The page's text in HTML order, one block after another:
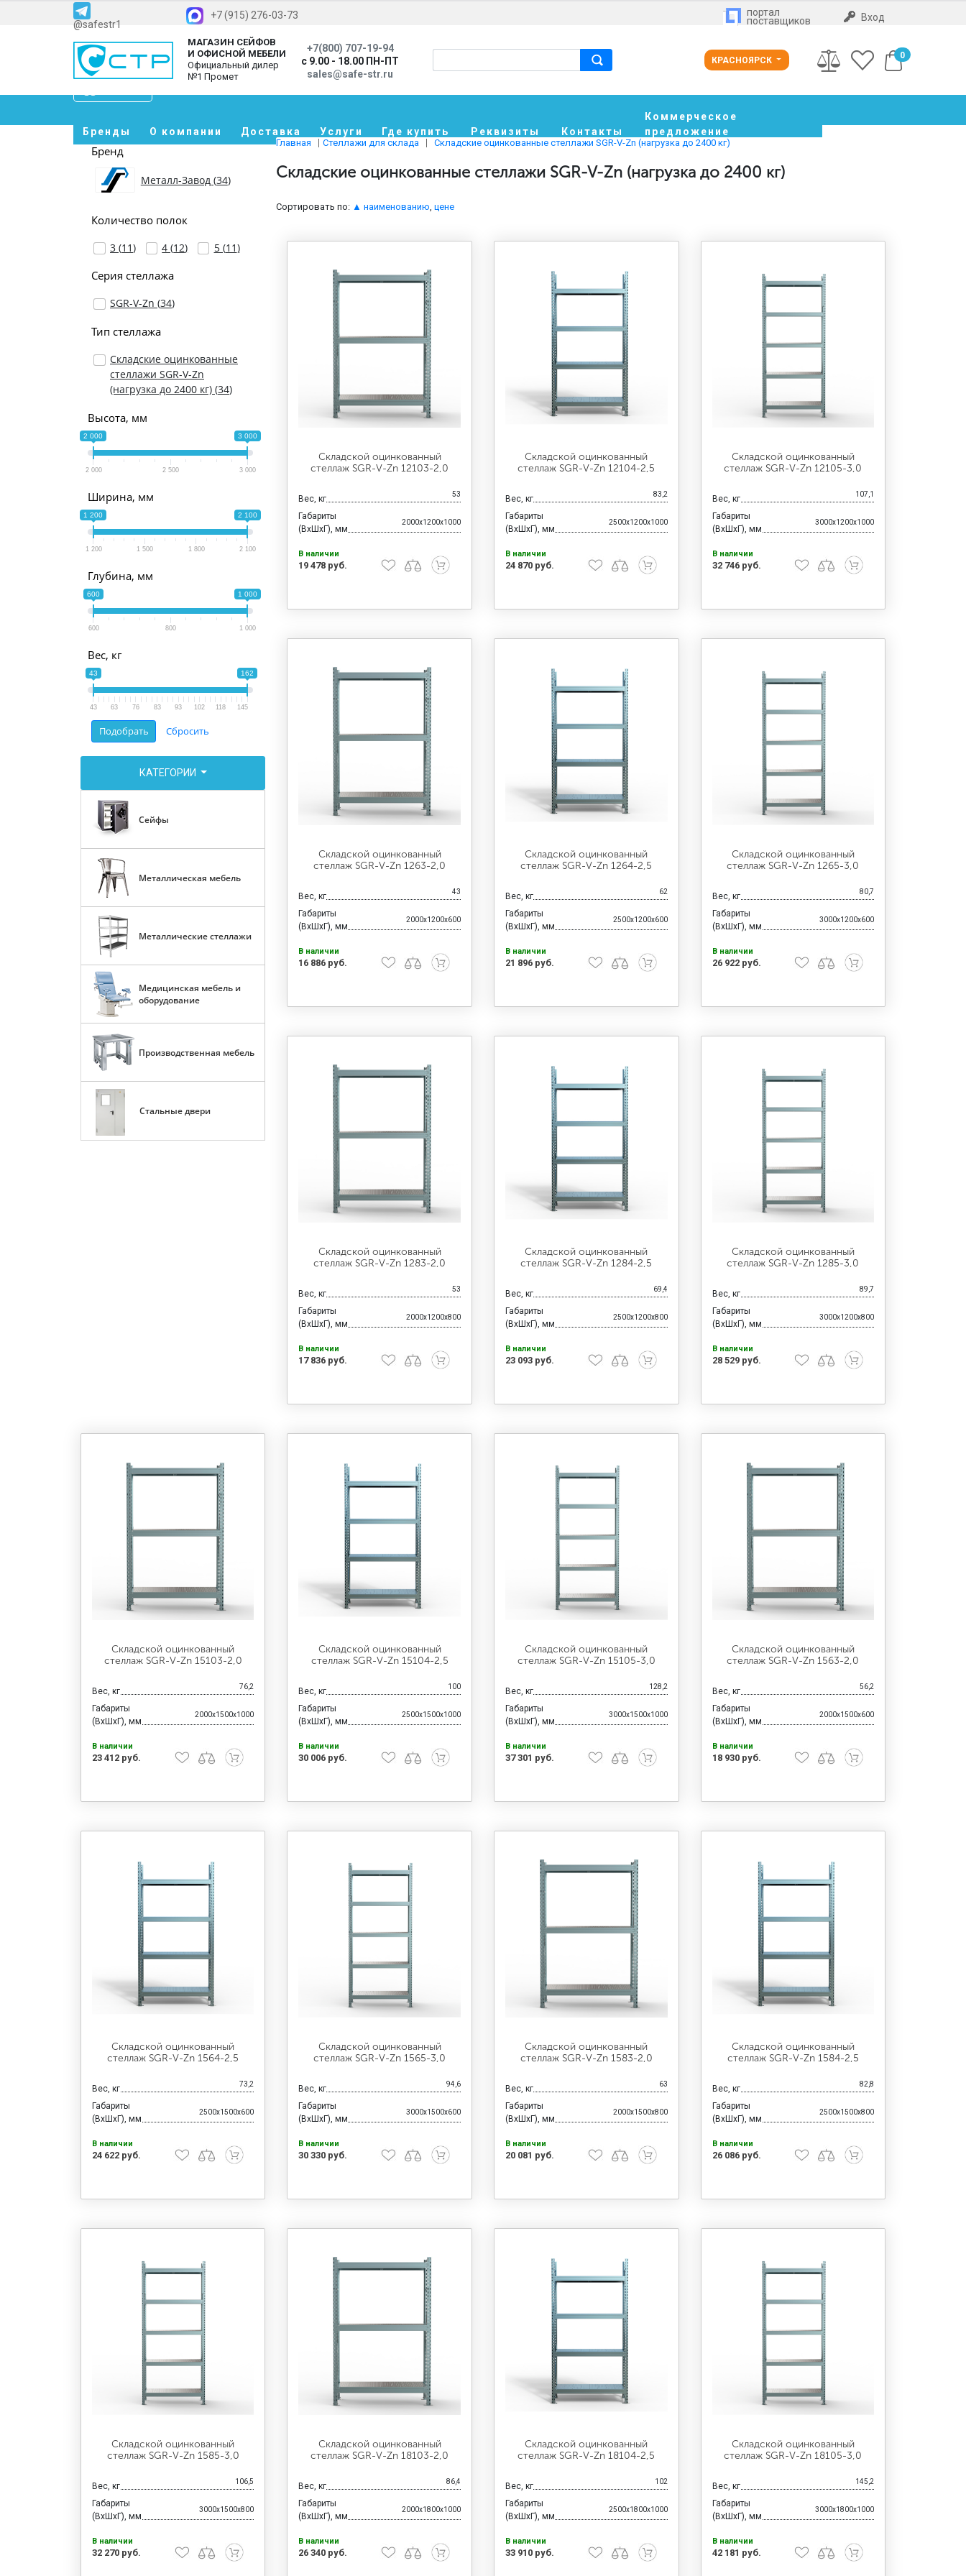
@safestr1
+7 (915) 276-03-73 портал
поставщиков Вход
МАГАЗИН СЕЙФОВ
И ОФИСНОЙ МЕБЕЛИ
Официальный дилер
№1 Промет
+7(800) 707-19-94
с 9.00 - 18.00 ПН-ПТ
sales@safe-str.ru
КРАСНОЯРСК 0
Бренды О компании Доставка Услуги Где купить Реквизиты Контакты
Коммерческое
предложение
Бренд
Металл-Завод (34)
Количество полок
3 (11) 4 (12) 5 (11)
Серия стеллажа
SGR-V-Zn (34)
Тип стеллажа
Складские оцинкованные
стеллажи SGR-V-Zn
(нагрузка до 2400 кг) (34)
Высота, мм
2 000 3 000
2 000 2 500 3 000
Ширина, мм
1 200 2 100
1 200 1 500 1 800 2 100
Глубина, мм
600 1 000
600 800 1 000
Вес, кг
43 162
43 63 76 83 93 102 118 145
КАТЕГОРИИ
Сейфы
Металлическая мебель
Металлические стеллажи
Медицинская мебель и
оборудование
Производственная мебель
Стальные двери
Главная Стеллажи для склада Складские оцинкованные стеллажи SGR-V-Zn (нагрузка до 2400 кг)
Складские оцинкованные стеллажи SGR-V-Zn (нагрузка до 2400 кг)
Сортировать по: ▲ наименованию,цене
Складской оцинкованный
стеллаж SGR-V-Zn 12103-2,0
Вес, кг 53
Габариты
(ВхШхГ), мм
2000x1200x1000
В наличии
19 478 руб.
Складской оцинкованный
стеллаж SGR-V-Zn 12104-2,5
Вес, кг 83,2
Габариты
(ВхШхГ), мм
2500x1200x1000
В наличии
24 870 руб.
Складской оцинкованный
стеллаж SGR-V-Zn 12105-3,0
Вес, кг 107,1
Габариты
(ВхШхГ), мм
3000x1200x1000
В наличии
32 746 руб.
Складской оцинкованный
стеллаж SGR-V-Zn 1263-2,0
Вес, кг 43
Габариты
(ВхШхГ), мм
2000x1200x600
В наличии
16 886 руб.
Складской оцинкованный
стеллаж SGR-V-Zn 1264-2,5
Вес, кг 62
Габариты
(ВхШхГ), мм
2500x1200x600
В наличии
21 896 руб.
Складской оцинкованный
стеллаж SGR-V-Zn 1265-3,0
Вес, кг 80,7
Габариты
(ВхШхГ), мм
3000x1200x600
В наличии
26 922 руб.
Складской оцинкованный
стеллаж SGR-V-Zn 1283-2,0
Вес, кг 53
Габариты
(ВхШхГ), мм
2000x1200x800
В наличии
17 836 руб.
Складской оцинкованный
стеллаж SGR-V-Zn 1284-2,5
Вес, кг 69,4
Габариты
(ВхШхГ), мм
2500x1200x800
В наличии
23 093 руб.
Складской оцинкованный
стеллаж SGR-V-Zn 1285-3,0
Вес, кг 89,7
Габариты
(ВхШхГ), мм
3000x1200x800
В наличии
28 529 руб.
Складской оцинкованный
стеллаж SGR-V-Zn 15103-2,0
Вес, кг 76,2
Габариты
(ВхШхГ), мм
2000x1500x1000
В наличии
23 412 руб.
Складской оцинкованный
стеллаж SGR-V-Zn 15104-2,5
Вес, кг 100
Габариты
(ВхШхГ), мм
2500x1500x1000
В наличии
30 006 руб.
Складской оцинкованный
стеллаж SGR-V-Zn 15105-3,0
Вес, кг 128,2
Габариты
(ВхШхГ), мм
3000x1500x1000
В наличии
37 301 руб.
Складской оцинкованный
стеллаж SGR-V-Zn 1563-2,0
Вес, кг 56,2
Габариты
(ВхШхГ), мм
2000x1500x600
В наличии
18 930 руб.
Складской оцинкованный
стеллаж SGR-V-Zn 1564-2,5
Вес, кг 73,2
Габариты
(ВхШхГ), мм
2500x1500x600
В наличии
24 622 руб.
Складской оцинкованный
стеллаж SGR-V-Zn 1565-3,0
Вес, кг 94,6
Габариты
(ВхШхГ), мм
3000x1500x600
В наличии
30 330 руб.
Складской оцинкованный
стеллаж SGR-V-Zn 1583-2,0
Вес, кг 63
Габариты
(ВхШхГ), мм
2000x1500x800
В наличии
20 081 руб.
Складской оцинкованный
стеллаж SGR-V-Zn 1584-2,5
Вес, кг 82,8
Габариты
(ВхШхГ), мм
2500x1500x800
В наличии
26 086 руб.
Складской оцинкованный
стеллаж SGR-V-Zn 1585-3,0
Вес, кг 106,5
Габариты
(ВхШхГ), мм
3000x1500x800
В наличии
32 270 руб.
Складской оцинкованный
стеллаж SGR-V-Zn 18103-2,0
Вес, кг 86,4
Габариты
(ВхШхГ), мм
2000x1800x1000
В наличии
26 340 руб.
Складской оцинкованный
стеллаж SGR-V-Zn 18104-2,5
Вес, кг 102
Габариты
(ВхШхГ), мм
2500x1800x1000
В наличии
33 910 руб.
Складской оцинкованный
стеллаж SGR-V-Zn 18105-3,0
Вес, кг 145,2
Габариты
(ВхШхГ), мм
3000x1800x1000
В наличии
42 181 руб.